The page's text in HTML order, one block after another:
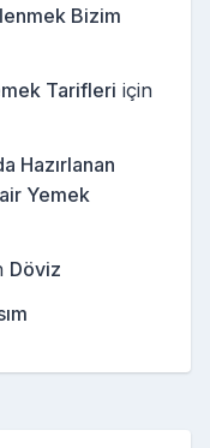
Bizim
Tarifleri için
Hazırlanan
Yemek
Döviz